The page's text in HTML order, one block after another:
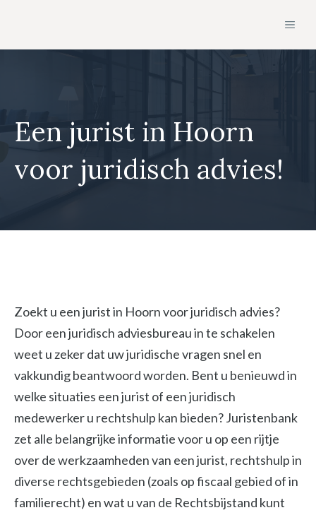
de
Een jurist in Hoorn
voor juridisch advies!
Zoekt u een jurist in Hoorn voor juridisch advies?
Door een juridisch adviesbureau in te schakelen
weet u zeker dat uw juridische vragen snel en
vakkundig beantwoord worden. Bent u benieuwd in
welke situaties een jurist of een juridisch
medewerker u rechtshulp kan bieden? Juristenbank
zet alle belangrijke informatie voor u op een rijtje
over de werkzaamheden van een jurist, rechtshulp in
diverse rechtsgebieden (zoals op fiscaal gebied of in
familierecht) en wat u van de Rechtsbijstand kunt